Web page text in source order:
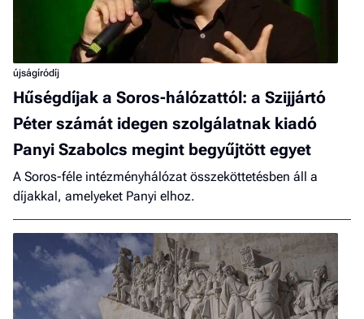
újságíródíj
Hűségdíjak a Soros-hálózattól: a Szijjártó
Péter számát idegen szolgálatnak kiadó
Panyi Szabolcs megint begyűjtött egyet
A Soros-féle intézményhálózat összeköttetésben áll a
díjakkal, amelyeket Panyi elhoz.